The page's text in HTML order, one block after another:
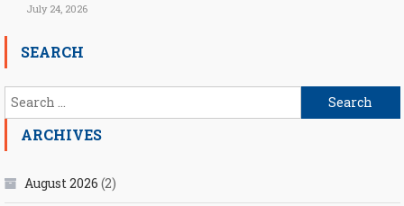
July 24, 2026
SEARCH
Search
for:
ARCHIVES
August 2026 (2)